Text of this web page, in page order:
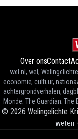
Over onsContact
wel.nl, wel,
economie, cultuur,
achtergrondverhalen,
Monde, The Guardian,
© 2026 Welingelichte
weten -